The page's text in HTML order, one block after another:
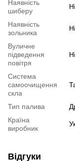
Наявність
шиберу
Ні
Наявність
зольника
Ні
Вуличне
підведення
повітря
Ні
Система
самоочищення
скла
Тип палива
Країна
виробник
Відгуки